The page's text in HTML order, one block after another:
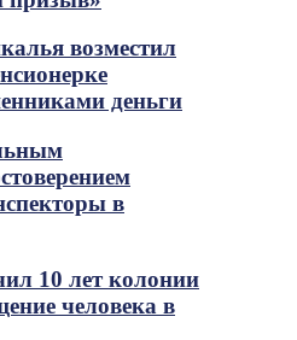
возместил
деньги
в
10 лет колонии
человека в